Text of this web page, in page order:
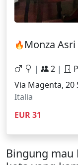
🔥 Monza Asri
|
2 |
Via Magenta, 20
Italia
EUR 31
Bingung mau